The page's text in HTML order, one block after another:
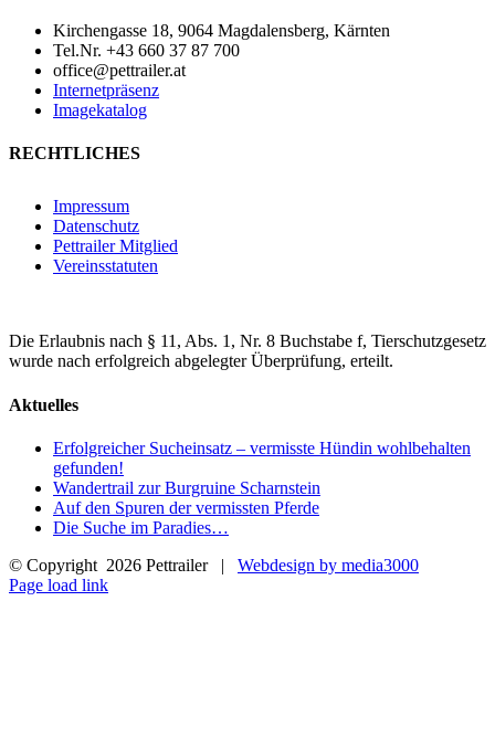
Kirchengasse 18, 9064 Magdalensberg, Kärnten
Tel.Nr. +43 660 37 87 700
office@pettrailer.at
Internetpräsenz
Imagekatalog
RECHTLICHES
Impressum
Datenschutz
Pettrailer Mitglied
Vereinsstatuten
Die Erlaubnis nach § 11, Abs. 1, Nr. 8 Buchstabe f, Tierschutzgesetz
wurde nach erfolgreich abgelegter Überprüfung, erteilt.
Aktuelles
Erfolgreicher Sucheinsatz – vermisste Hündin wohlbehalten
gefunden!
Wandertrail zur Burgruine Scharnstein
Auf den Spuren der vermissten Pferde
Die Suche im Paradies…
© Copyright 2026 Pettrailer | Webdesign by media3000
Facebook
Page load link